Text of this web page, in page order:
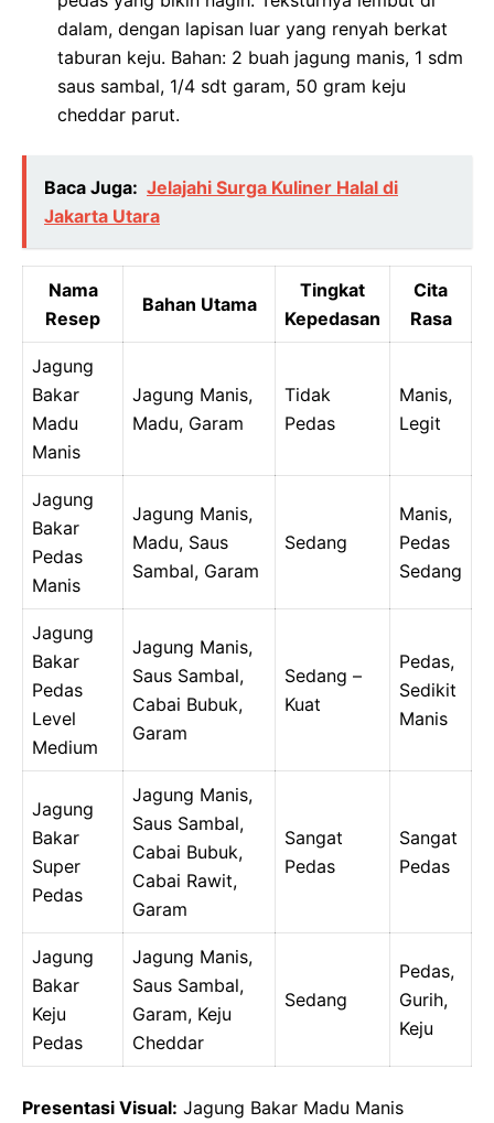
dalam, dengan lapisan luar yang renyah berkat
taburan keju. Bahan: 2 buah jagung manis, 1 sdm
saus sambal, 1/4 sdt garam, 50 gram keju
cheddar parut.
Baca Juga: Jelajahi Surga Kuliner Halal di
Jakarta Utara
Nama
Resep
Bahan Utama
Tingkat
Kepedasan
Cita
Rasa
Jagung
Bakar
Madu
Manis
Jagung Manis,
Madu, Garam
Tidak
Pedas
Manis,
Legit
Jagung
Bakar
Pedas
Manis
Jagung Manis,
Madu, Saus
Sambal, Garam
Sedang
Manis,
Pedas
Sedang
Jagung
Bakar
Pedas
Level
Medium
Jagung Manis,
Saus Sambal,
Cabai Bubuk,
Garam
Sedang –
Kuat
Pedas,
Sedikit
Manis
Jagung
Bakar
Super
Pedas
Jagung Manis,
Saus Sambal,
Cabai Bubuk,
Cabai Rawit,
Garam
Sangat
Pedas
Sangat
Pedas
Jagung
Bakar
Keju
Pedas
Jagung Manis,
Saus Sambal,
Garam, Keju
Cheddar
Sedang
Pedas,
Gurih,
Keju
Presentasi Visual: Jagung Bakar Madu Manis